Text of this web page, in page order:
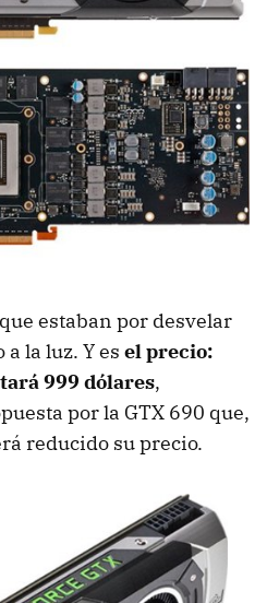
estaban por desvelar
la luz. Y es el precio:
999 dólares,
por la GTX 690 que,
reducido su precio.